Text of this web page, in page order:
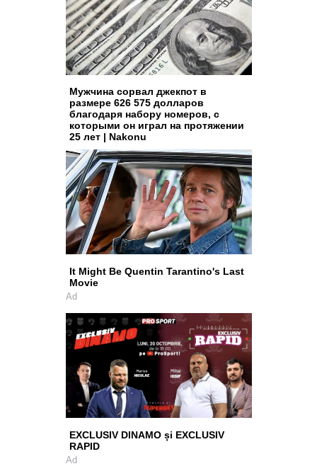
Мужчина сорвал джекпот в
размере 626 575 долларов
благодаря набору номеров, с
которыми он играл на протяжении
25 лет | Nakonu
It Might Be Quentin Tarantino's Last
Movie
Ad
EXCLUSIV DINAMO și EXCLUSIV
RAPID
Ad